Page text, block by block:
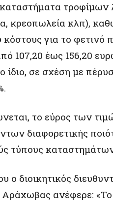
τροφίμων
κρεοπωλεία κλπ),
κόστους για το
107,20 έως 156,20
ίδιο, σε σχέση με
το εύρος των
διαφορετικής
τύπους
ο διοικητικός
ανέφερε: «Το